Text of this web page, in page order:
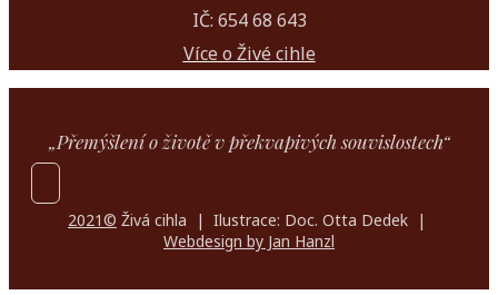
IČ: 654 68 643
Více o Živé cihle
„Přemýšlení o životě v překvapivých souvislostech“
2021© Živá cihla | Ilustrace: Doc. Otta Dedek |
Webdesign by Jan Hanzl